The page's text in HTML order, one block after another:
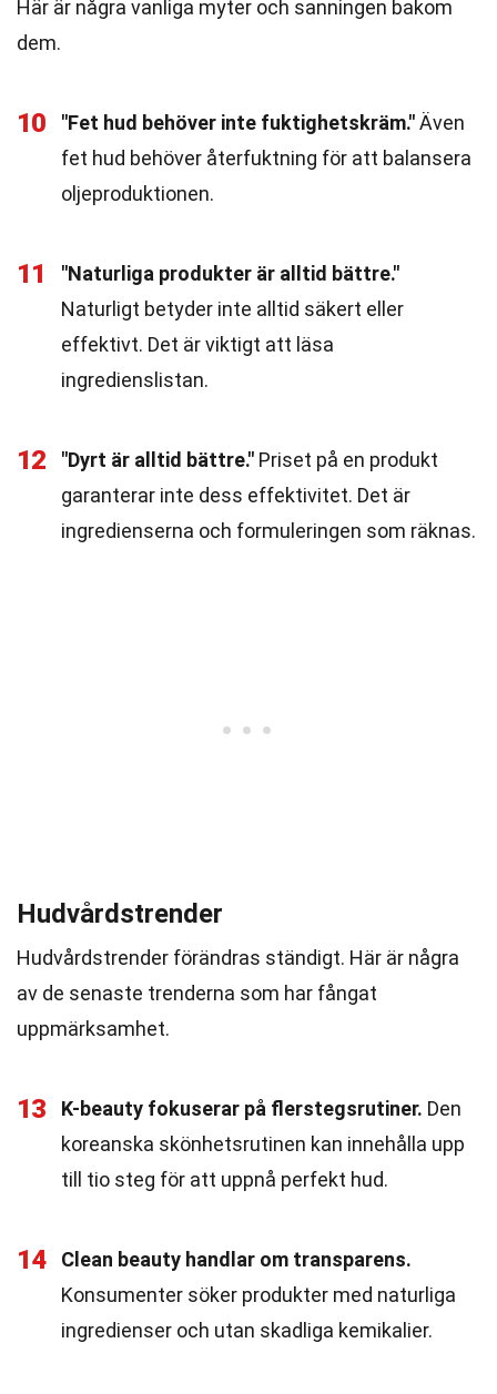
Här är några vanliga myter och sanningen bakom
dem.
10 "Fet hud behöver inte fuktighetskräm."Även
fet hud behöver återfuktning för att balansera
oljeproduktionen.
11
"Naturliga produkter är alltid bättre."
Naturligt betyder inte alltid säkert eller
effektivt. Det är viktigt att läsa
ingredienslistan.
12 "Dyrt är alltid bättre." Priset på en produkt
garanterar inte dess effektivitet. Det är
ingredienserna och formuleringen som räknas.
Hudvårdstrender
Hudvårdstrender förändras ständigt. Här är några
av de senaste trenderna som har fångat
uppmärksamhet.
13 K-beauty fokuserar på flerstegsrutiner. Den
koreanska skönhetsrutinen kan innehålla upp
till tio steg för att uppnå perfekt hud.
14
Clean beauty handlar om transparens.
Konsumenter söker produkter med naturliga
ingredienser och utan skadliga kemikalier.